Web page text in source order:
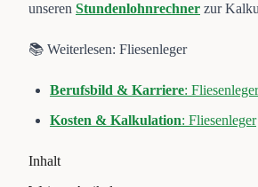
unseren Stundenlohnrechner zur
📚 Weiterlesen: Fliesenleger
Berufsbild & Karriere: Fliesenleger
Kosten & Kalkulation: Fliesenleger
Inhalt